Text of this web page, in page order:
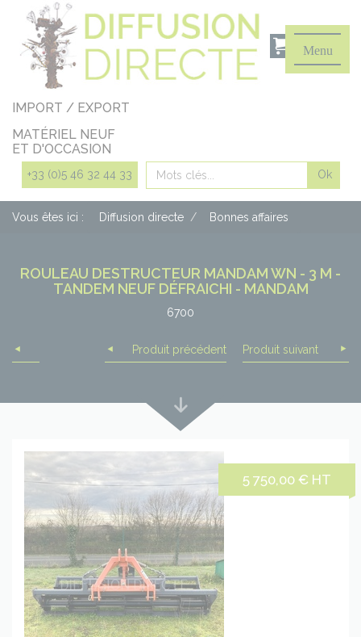
Menu
IMPORT / EXPORT
MATÉRIEL NEUF
ET D'OCCASION
+33 (0)5 46 32 44 33 Rechercher
Vous êtes ici : Diffusion directe Bonnes affaires
ROULEAU DESTRUCTEUR MANDAM WN - 3 M -
TANDEM NEUF DÉFRAICHI - MANDAM
6700
Produit suivant
Produit précédent
Lire
plus
bas
5 750,00 € HT
Panneau de gestion des cookies